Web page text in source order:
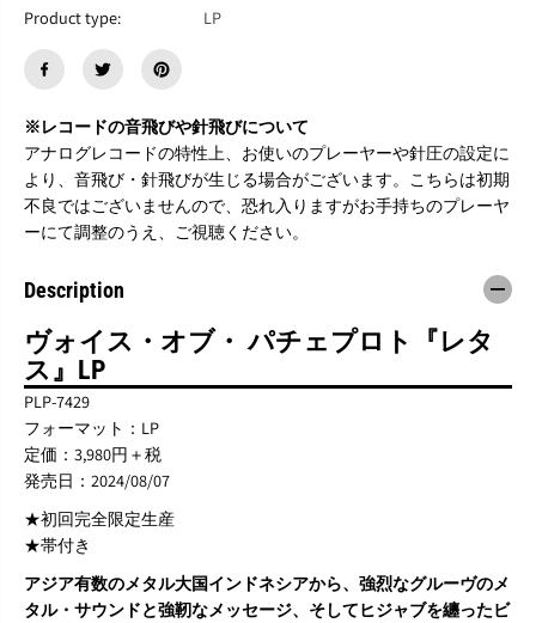
C
E
F
A
C
E
P
R
O
『
e
a
s
L
P
E
O
B
A
C
E
P
R
O
』
P
Product type:
LP
※レコードの音飛びや針飛びについて
アナログレコードの特性上、お使いのプレーヤーや針圧の設定に
より、音飛び・針飛びが生じる場合がございます。こちらは初期
不良ではございませんので、恐れ入りますがお手持ちのプレーヤ
ーにて調整のうえ、ご視聴ください。
Description
ヴォイス・オブ・ パチェプロト『レタ
ス』LP
PLP-7429
フォーマット：LP
定価：3,980円＋税
発売日：2024/08/07
★初回完全限定生産
★帯付き
アジア有数のメタル大国インドネシアから、強烈なグルーヴのメ
タル・サウンドと強靭なメッセージ、そしてヒジャブを纏ったビ